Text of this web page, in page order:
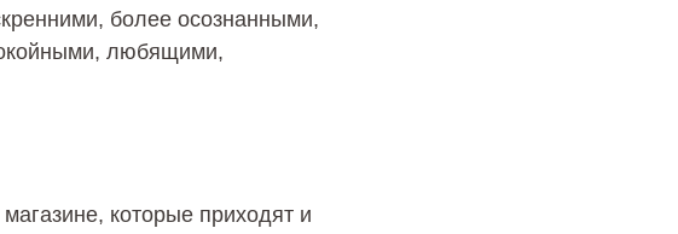
более осознанными,
любящими,
которые приходят и